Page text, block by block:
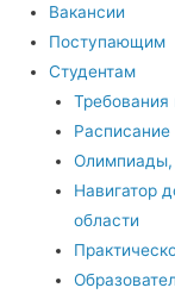
Вакансии
Поступающим
Студентам
Расписание
Олимпиады,
Навигатор
области